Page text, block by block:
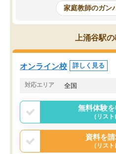
めて1年ほどだった今では平均
科目が増えてきました！あと1
であるので無料の週末教室を使
がら頑張って欲しいと思います
家庭教師のガン
上涌谷駅
オンライン校 詳しく見る
対応エリア 全国
無料体験
（リス
資料を
（リス